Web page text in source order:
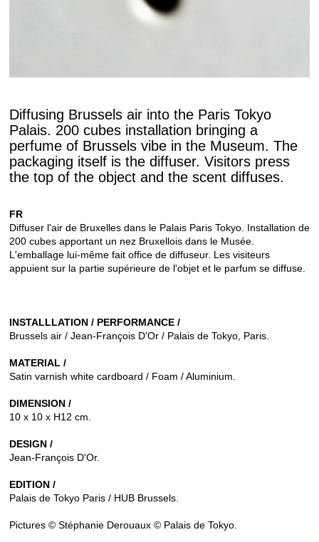
Diffusing Brussels air into the Paris Tokyo
Palais. 200 cubes installation bringing a
perfume of Brussels vibe in the Museum. The
packaging itself is the diffuser. Visitors press
the top of the object and the scent diffuses.
FR
Diffuser l'air de Bruxelles dans le Palais Paris Tokyo. Installation de
200 cubes apportant un nez Bruxellois dans le Musée.
L'emballage lui-même fait office de diffuseur. Les visiteurs
appuient sur la partie supérieure de l'objet et le parfum se diffuse.
INSTALLLATION / PERFORMANCE /
Brussels air / Jean-François D'Or / Palais de Tokyo, Paris.
MATERIAL /
Satin varnish white cardboard / Foam / Aluminium.
DIMENSION /
10 x 10 x H12 cm.
DESIGN /
Jean-François D'Or.
EDITION /
Palais de Tokyo Paris / HUB Brussels.
Pictures © Stéphanie Derouaux © Palais de Tokyo.